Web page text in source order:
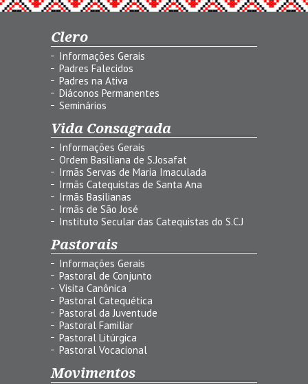
Clero
Informações Gerais
Padres Falecidos
Padres na Ativa
Diáconos Permanentes
Seminários
Vida Consagrada
Informações Gerais
Ordem Basiliana de S.Josafat
Irmãs Servas de Maria Imaculada
Irmãs Catequistas de Santa Ana
Irmãs Basilianas
Irmãs de São José
Instituto Secular das Catequistas do S.C.J
Pastorais
Informações Gerais
Pastoral de Conjunto
Visita Canônica
Pastoral Catequética
Pastoral da Juventude
Pastoral Familiar
Pastoral Litúrgica
Pastoral Vocacional
Movimentos